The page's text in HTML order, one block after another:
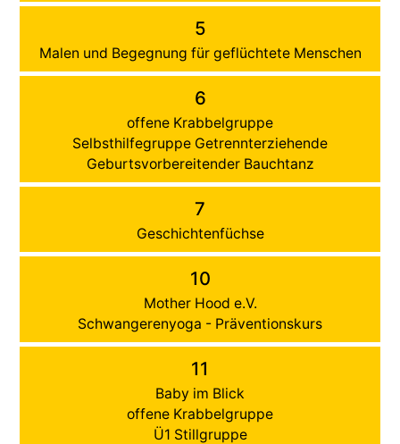
5
Malen und Begegnung für geflüchtete Menschen
6
offene Krabbelgruppe
Selbsthilfegruppe Getrennterziehende
Geburtsvorbereitender Bauchtanz
7
Geschichtenfüchse
10
Mother Hood e.V.
Schwangerenyoga - Präventionskurs
11
Baby im Blick
offene Krabbelgruppe
Ü1 Stillgruppe